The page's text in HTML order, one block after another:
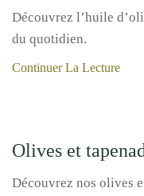
Découvrez l’huile
du quotidien.
Continuer La Lecture
Olives et
Découvrez nos olives